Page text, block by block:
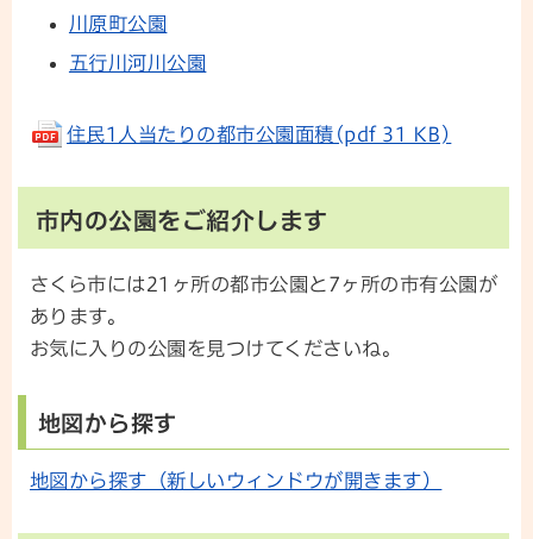
川原町公園
五行川河川公園
住民1人当たりの都市公園面積(pdf 31 KB)
市内の公園をご紹介します
さくら市には21ヶ所の都市公園と7ヶ所の市有公園が
あります。
お気に入りの公園を見つけてくださいね。
地図から探す
地図から探す（新しいウィンドウが開きます）